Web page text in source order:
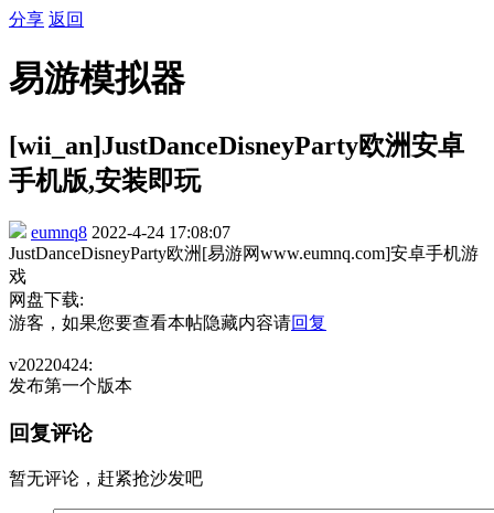
分享 返回
易游模拟器
[wii_an]JustDanceDisneyParty欧洲安卓
手机版,安装即玩
eumnq8 2022-4-24 17:08:07
JustDanceDisneyParty欧洲[易游网www.eumnq.com]安卓手机游
戏
网盘下载:
游客，如果您要查看本帖隐藏内容请回复
v20220424:
发布第一个版本
回复评论
暂无评论，赶紧抢沙发吧